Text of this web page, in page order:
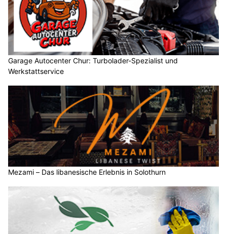
Garage Autocenter Chur: Turbolader-Spezialist und
Werkstattservice
Mezami – Das libanesische Erlebnis in Solothurn